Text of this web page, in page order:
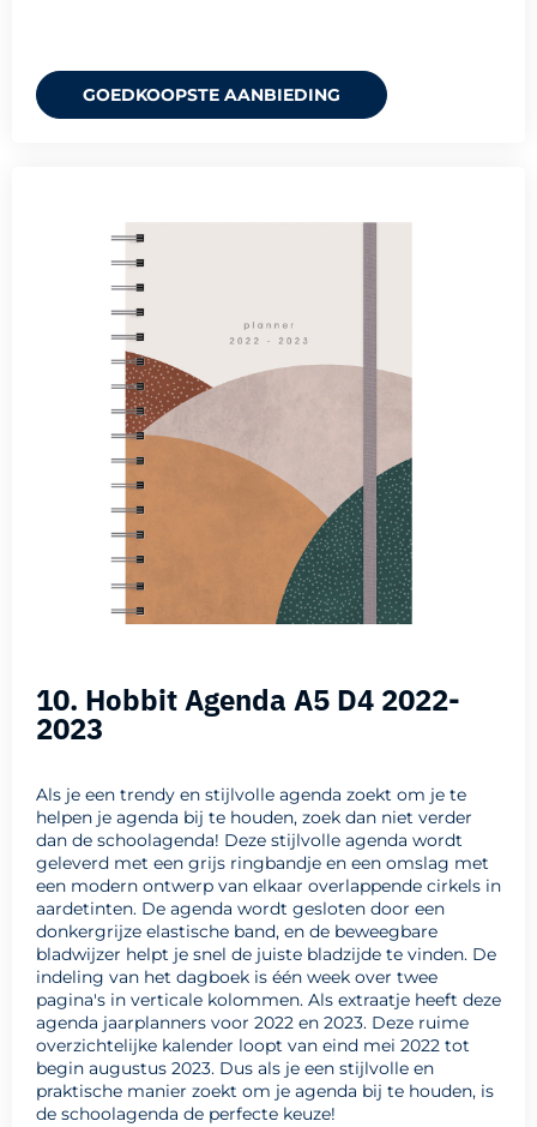
GOEDKOOPSTE AANBIEDING
10. Hobbit Agenda A5 D4 2022-
2023
Als je een trendy en stijlvolle agenda zoekt om je te
helpen je agenda bij te houden, zoek dan niet verder
dan de schoolagenda! Deze stijlvolle agenda wordt
geleverd met een grijs ringbandje en een omslag met
een modern ontwerp van elkaar overlappende cirkels in
aardetinten. De agenda wordt gesloten door een
donkergrijze elastische band, en de beweegbare
bladwijzer helpt je snel de juiste bladzijde te vinden. De
indeling van het dagboek is één week over twee
pagina's in verticale kolommen. Als extraatje heeft deze
agenda jaarplanners voor 2022 en 2023. Deze ruime
overzichtelijke kalender loopt van eind mei 2022 tot
begin augustus 2023. Dus als je een stijlvolle en
praktische manier zoekt om je agenda bij te houden, is
de schoolagenda de perfecte keuze!